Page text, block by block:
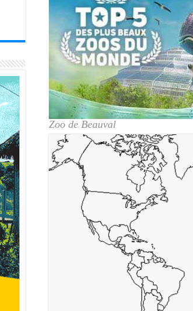
Zoo de Beauval